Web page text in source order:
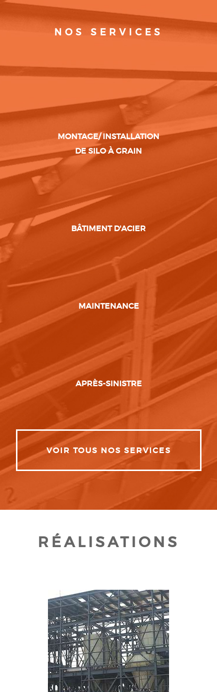
NOS SERVICES
MONTAGE/ INSTALLATION
DE SILO À GRAIN
BÂTIMENT D'ACIER
MAINTENANCE
APRÈS-SINISTRE
VOIR TOUS NOS SERVICES
RÉALISATIONS